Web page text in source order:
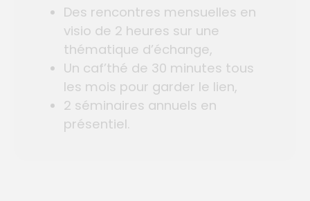
Des rencontres mensuelles en
visio de 2 heures sur une
thématique d’échange,
Un caf’thé de 30 minutes tous
les mois pour garder le lien,
2 séminaires annuels en
présentiel.